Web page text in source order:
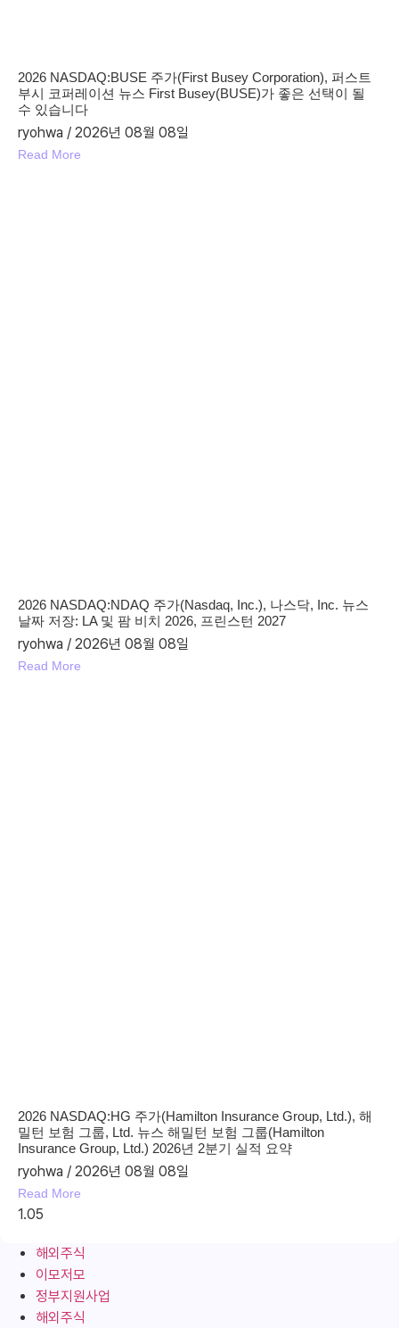
2026 NASDAQ:BUSE 주가(First Busey Corporation), 퍼스트
부시 코퍼레이션 뉴스 First Busey(BUSE)가 좋은 선택이 될
수 있습니다
ryohwa 2026년 08월 08일
Read More
2026 NASDAQ:NDAQ 주가(Nasdaq, Inc.), 나스닥, Inc. 뉴스
날짜 저장: LA 및 팜 비치 2026, 프린스턴 2027
ryohwa 2026년 08월 08일
Read More
2026 NASDAQ:HG 주가(Hamilton Insurance Group, Ltd.), 해
밀턴 보험 그룹, Ltd. 뉴스 해밀턴 보험 그룹(Hamilton
Insurance Group, Ltd.) 2026년 2분기 실적 요약
ryohwa 2026년 08월 08일
Read More
해외주식
이모저모
정부지원사업
해외주식